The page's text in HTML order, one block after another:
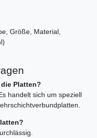
Größe, Material,
Platten?
handelt sich um speziell